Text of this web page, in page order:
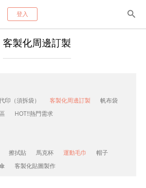
登入
客製化周邊訂製
印（須拆袋） 客製化周邊訂製
帆布袋
HOT!!熱門需求
擦拭貼 馬克杯 運動毛巾
帽子
客製化貼圖製作